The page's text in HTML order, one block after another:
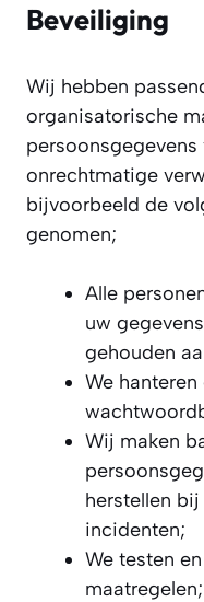
Beveiliging
Wij hebben
organisatorische
onrechtmatige
bijvoorbeeld de
genomen;
Alle
uw
gehouden
We
Wij maken
herstellen
incidenten;
We testen
maatregelen;